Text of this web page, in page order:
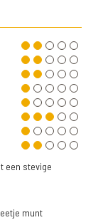
een stevige
munt